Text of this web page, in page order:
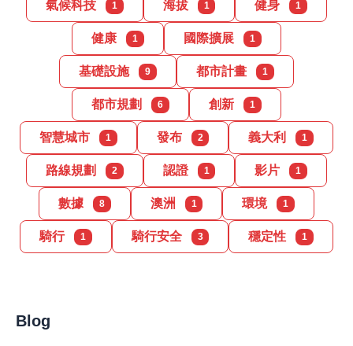
氣候科技 1 海拔 1 健身 1
健康 1 國際擴展 1
基礎設施 9 都市計畫 1
都市規劃 6 創新 1
智慧城市 1 發布 2 義大利 1
路線規劃 2 認證 1 影片 1
數據 8 澳洲 1 環境 1
騎行 1 騎行安全 3 穩定性 1
Blog